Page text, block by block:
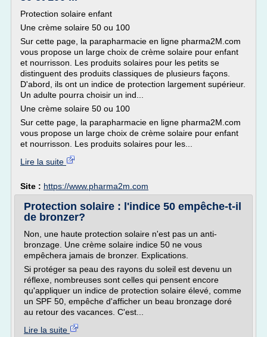
Protection solaire enfant
Une crème solaire 50 ou 100
Sur cette page, la parapharmacie en ligne pharma2M.com
vous propose un large choix de crème solaire pour enfant
et nourrisson. Les produits solaires pour les petits se
distinguent des produits classiques de plusieurs façons.
D'abord, ils ont un indice de protection largement supérieur.
Un adulte pourra choisir un ind...
Une crème solaire 50 ou 100
Sur cette page, la parapharmacie en ligne pharma2M.com
vous propose un large choix de crème solaire pour enfant
et nourrisson. Les produits solaires pour les...
Lire la suite
Site : https://www.pharma2m.com
Protection solaire : l'indice 50 empêche-t-il
de bronzer?
Non, une haute protection solaire n'est pas un anti-
bronzage. Une crème solaire indice 50 ne vous
empêchera jamais de bronzer. Explications.
Si protéger sa peau des rayons du soleil est devenu un
réflexe, nombreuses sont celles qui pensent encore
qu'appliquer un indice de protection solaire élevé, comme
un SPF 50, empêche d'afficher un beau bronzage doré
au retour des vacances. C'est...
Lire la suite